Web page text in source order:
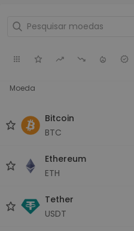
Moeda
Bitcoin
BTC
Ethereum
ETH
Tether
USDT